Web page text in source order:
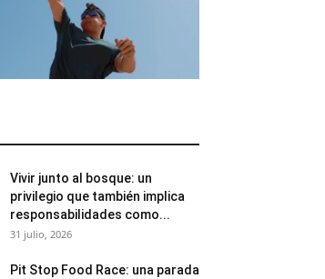
Vivir junto al bosque: un
privilegio que también implica
responsabilidades como...
31 julio, 2026
Pit Stop Food Race: una parada